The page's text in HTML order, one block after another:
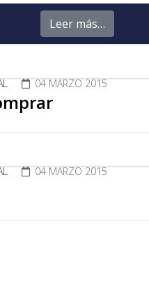
Leer más…
04 MARZO 2015
04 MARZO 2015